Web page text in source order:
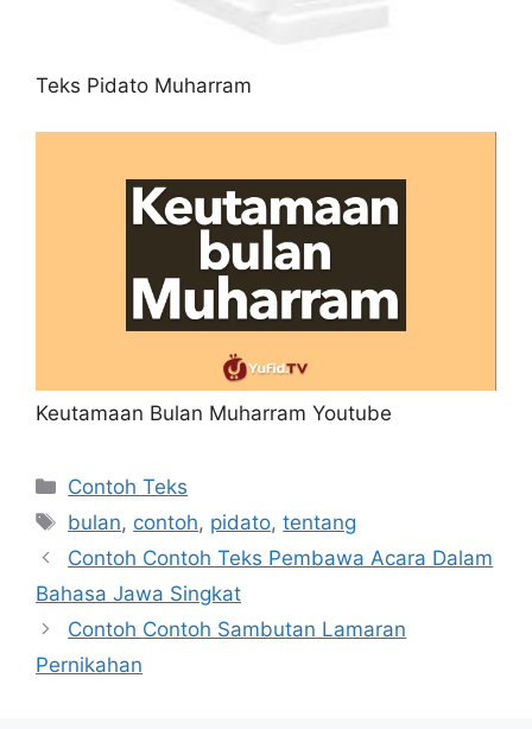
Teks Pidato Muharram
Keutamaan Bulan Muharram Youtube
Kategori
Contoh Teks
Tag
bulan, contoh, pidato,tentang
Contoh Contoh Teks Pembawa Acara Dalam
Bahasa Jawa Singkat
Contoh Contoh Sambutan Lamaran
Pernikahan